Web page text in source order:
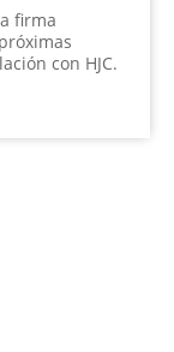
firma
con HJC.